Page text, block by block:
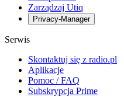
Zarządzaj Utiq
Privacy-Manager
Serwis
Skontaktuj się z radio.pl
Aplikacje
Pomoc / FAQ
Subskrypcja Prime